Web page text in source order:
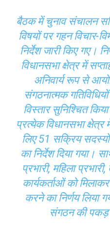
बैठक में चुनाव संचालन
विषयों पर गहन विचार-
निर्देश जारी किए गए।
विधानसभा क्षेत्र में
अनिवार्य रूप से
संगठनात्मक
विस्तार सुनिश्चित
प्रत्येक विधानसभा
लिए 51 सक्रिय
का निर्देश दिया गया।
प्रभारी, महिला
कार्यकर्ताओं को
करने का निर्णय लिया
संगठन की